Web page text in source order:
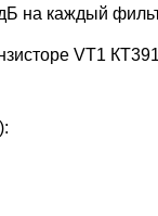
на каждый
VT1